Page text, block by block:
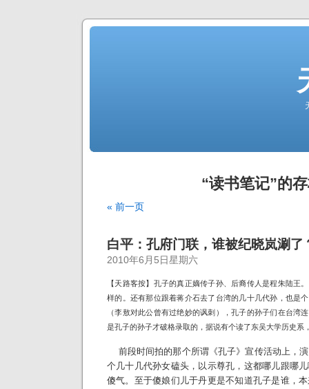
“读书笔记”的
« 前一页
白平：孔府门联，谁被纪晓岚涮了
2010年6月5日星期六
【天路客按】孔子的真正嫡传子孙、后裔传人是程朱陆王
样的。还有那位跟着蒋介石去了台湾的几十几代孙，也是
（李敖对此公曾有过绝妙的讽刺），孔子的孙子们在台湾
是孔子的孙子才破格录取的，据说有个读了东吴大学历史系
前段时间拍的那个所谓《孔子》宣传活动上，
个几十几代孙女磕头，以示尊孔，这都哪儿跟哪
傻气。至于傻娘们儿于丹更是不知道孔子是谁，